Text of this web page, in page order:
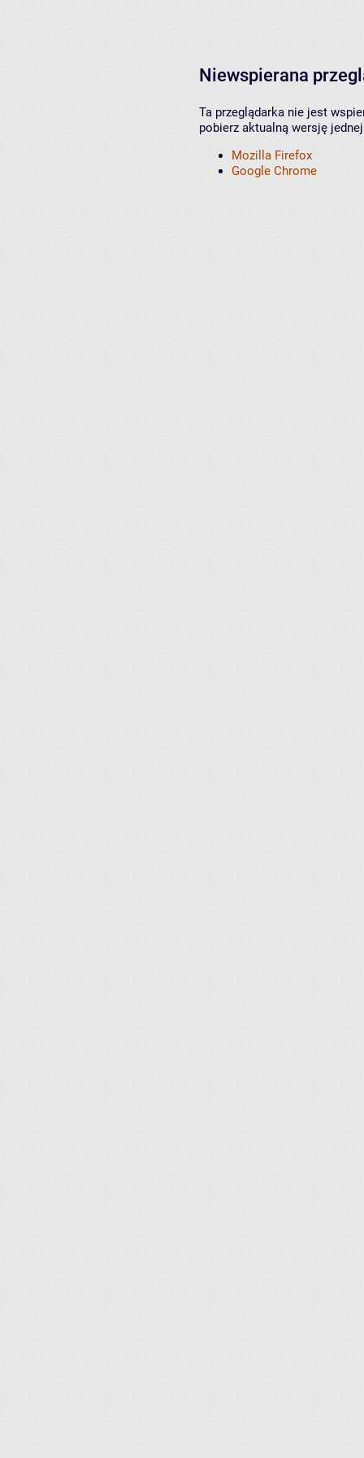
Niewspierana
Ta przeglądarka nie jest
pobierz aktualną wersję
Mozilla Firefox
Google Chrome